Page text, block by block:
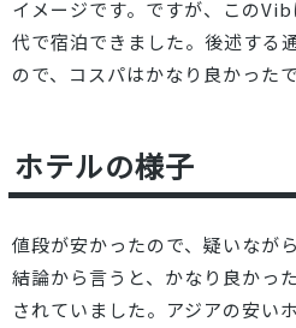
イメージです。ですが、この
代で宿泊できました。後述する
ので、コスパはかなり良かったで
ホテルの様子
値段が安かったので、疑いなが
結論から言うと、かなり良かっ
されていました。アジアの安い